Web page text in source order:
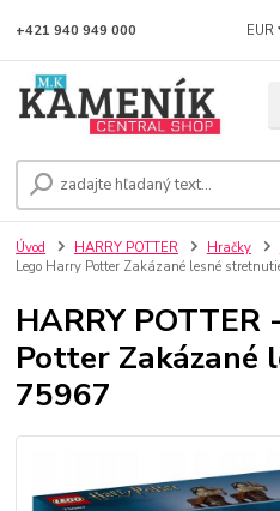
EUR
+421 940 949 000
Úvod HARRY POTTER Hračky
Lego Harry Potter Zakázané lesné
HARRY
Potter Zakázané
75967